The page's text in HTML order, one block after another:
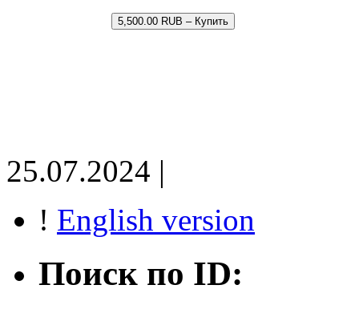
5,500.00 RUB – Купить
25.07.2024 |
! English version
Поиск по ID: